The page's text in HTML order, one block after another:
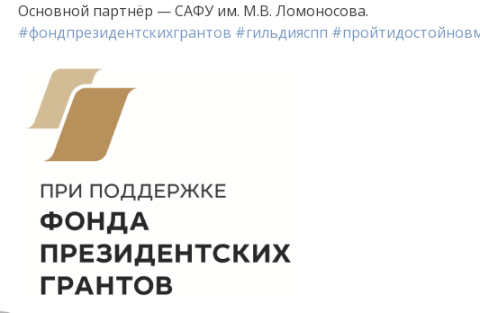
Основной партнёр — САФУ им. М.В. Ломоносова.
#фондпрезидентскихгрантов #гильдияспп